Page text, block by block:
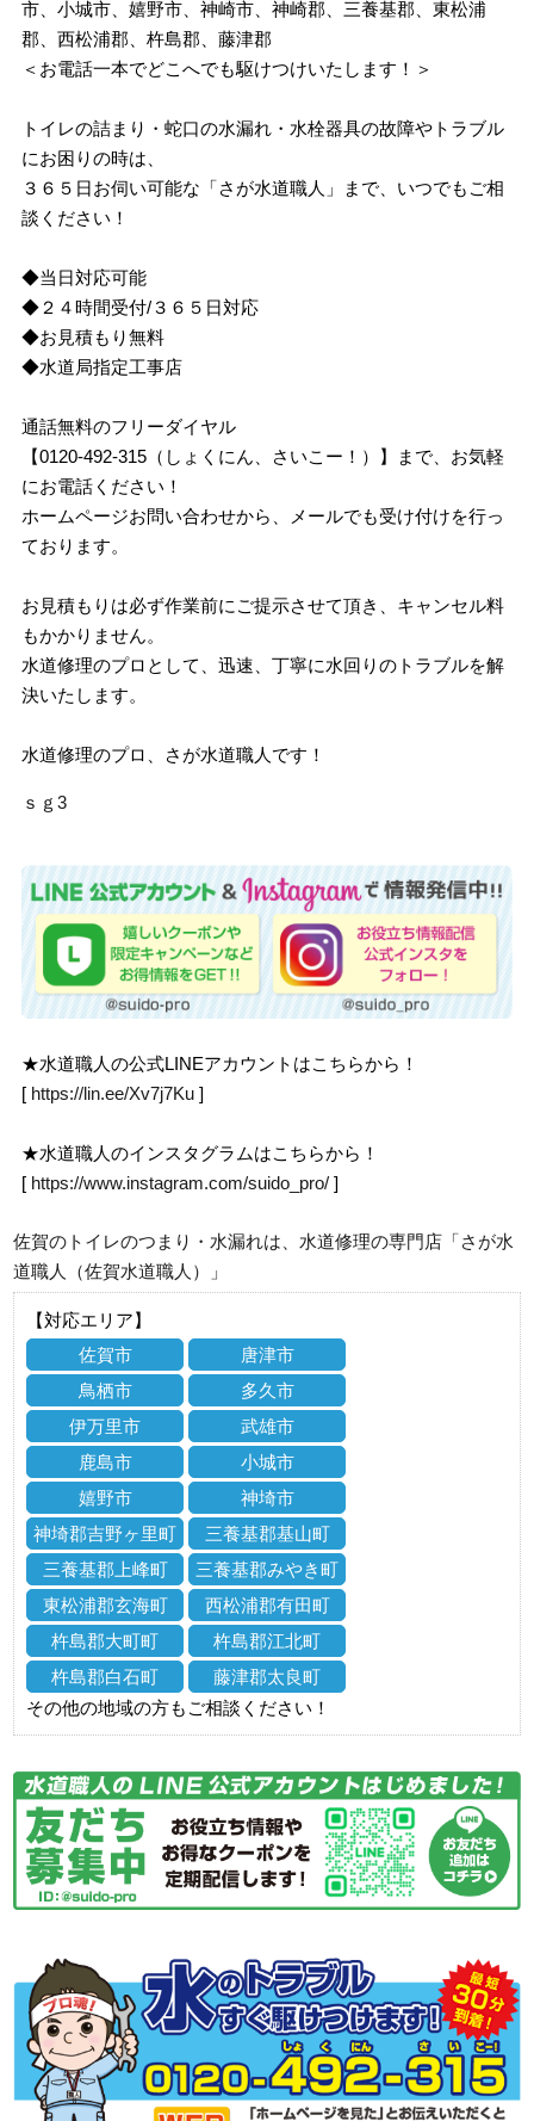
市、小城市、嬉野市、神崎市、神崎郡、三養基郡、東松浦
郡、西松浦郡、杵島郡、藤津郡
＜お電話一本でどこへでも駆けつけいたします！＞
トイレの詰まり・蛇口の水漏れ・水栓器具の故障やトラブル
にお困りの時は、
３６５日お伺い可能な「さが水道職人」まで、いつでもご相
談ください！
◆当日対応可能
◆２４時間受付/３６５日対応
◆お見積もり無料
◆水道局指定工事店
通話無料のフリーダイヤル
【0120-492-315（しょくにん、さいこー！）】まで、お気軽
にお電話ください！
ホームページお問い合わせから、メールでも受け付けを行っ
ております。
お見積もりは必ず作業前にご提示させて頂き、キャンセル料
もかかりません。
水道修理のプロとして、迅速、丁寧に水回りのトラブルを解
決いたします。
水道修理のプロ、さが水道職人です！
ｓｇ3
★水道職人の公式LINEアカウントはこちらから！
[ https://lin.ee/Xv7j7Ku ]
★水道職人のインスタグラムはこちらから！
[ https://www.instagram.com/suido_pro/ ]
佐賀のトイレのつまり・水漏れは、水道修理の専門店「さが水
道職人（佐賀水道職人）」
【対応エリア】
佐賀市
唐津市
鳥栖市
多久市
伊万里市
武雄市
鹿島市
小城市
嬉野市
神埼市
神埼郡吉野ヶ里町
三養基郡基山町
三養基郡上峰町
三養基郡みやき町
東松浦郡玄海町
西松浦郡有田町
杵島郡大町町
杵島郡江北町
杵島郡白石町
藤津郡太良町
その他の地域の方もご相談ください！